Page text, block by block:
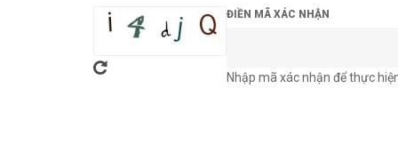
ĐIỀN MÃ XÁC NHẬN
Nhập mã xác nhận để thực